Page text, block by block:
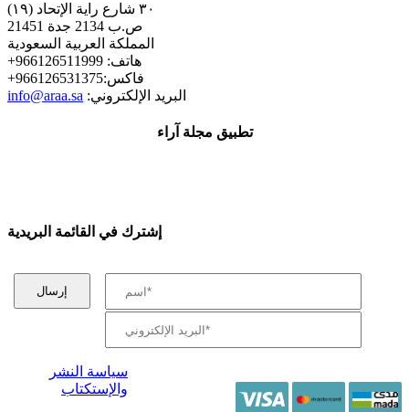
٣٠ شارع راية الإتحاد (١٩)
ص.ب 2134 جدة 21451
المملكة العربية السعودية
+هاتف: 966126511999
+فاكس:966126531375
info@araa.sa :البريد الإلكتروني
تطبيق مجلة آراء
إشترك في القائمة البريدية
سياسة النشر
والإستكتاب